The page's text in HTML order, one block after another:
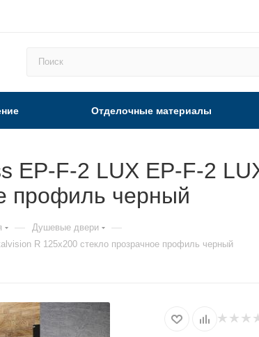
Отделочные материалы
EP-F-2 LUX EP-F-2
профиль черный
— Душевые двери —
R 125х200 стекло прозрачное профиль черный